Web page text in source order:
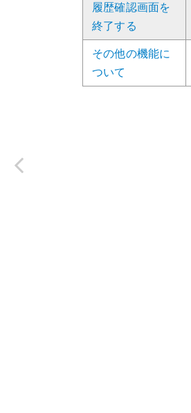
履歴確認画面を
終了する
その他の機能に
ついて